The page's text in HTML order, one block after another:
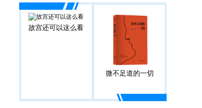
故宫还可以这么看
微不足道的一切